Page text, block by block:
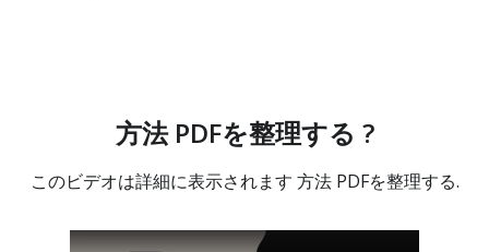
方法 PDFを整理する ?
このビデオは詳細に表示されます 方法 PDFを整理する.